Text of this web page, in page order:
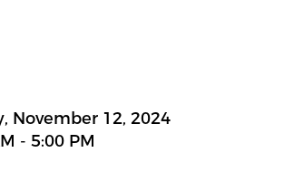
November 12, 2024
- 5:00 PM